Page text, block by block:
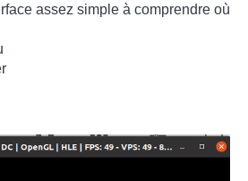
assez simple à comprendre où